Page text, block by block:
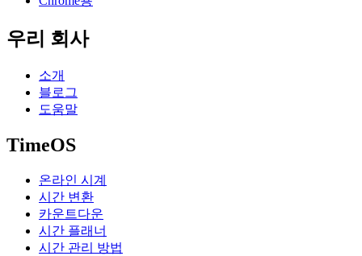
우리 회사
소개
블로그
도움말
TimeOS
온라인 시계
시간 변환
카운트다운
시간 플래너
시간 관리 방법